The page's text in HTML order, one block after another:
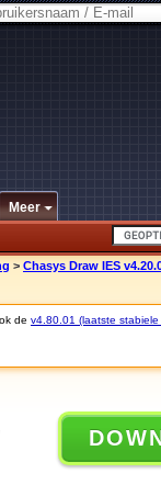
Meer
> Chasys Draw IES
de v4.80.01 (laatste stabiele